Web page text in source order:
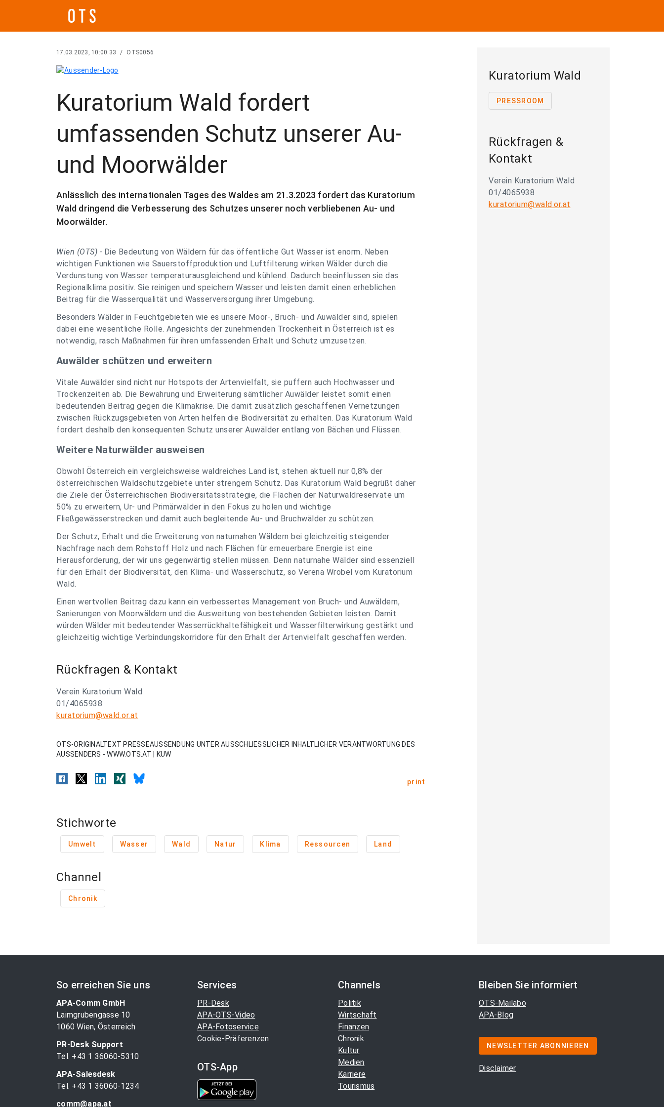
17.03.2023, 10:00:33 / OTS0056
Kuratorium Wald fordert
umfassenden Schutz unserer Au-
und Moorwälder
Anlässlich des internationalen Tages des Waldes am 21.3.2023 fordert das Kuratorium
Wald dringend die Verbesserung des Schutzes unserer noch verbliebenen Au- und
Moorwälder.
Wien (OTS) - Die Bedeutung von Wäldern für das öffentliche Gut Wasser ist enorm. Neben
wichtigen Funktionen wie Sauerstoffproduktion und Luftfilterung wirken Wälder durch die
Verdunstung von Wasser temperaturausgleichend und kühlend. Dadurch beeinflussen sie das
Regionalklima positiv. Sie reinigen und speichern Wasser und leisten damit einen erheblichen
Beitrag für die Wasserqualität und Wasserversorgung ihrer Umgebung.
Besonders Wälder in Feuchtgebieten wie es unsere Moor-, Bruch- und Auwälder sind, spielen
dabei eine wesentliche Rolle. Angesichts der zunehmenden Trockenheit in Österreich ist es
notwendig, rasch Maßnahmen für ihren umfassenden Erhalt und Schutz umzusetzen.
Auwälder schützen und erweitern
Vitale Auwälder sind nicht nur Hotspots der Artenvielfalt, sie puffern auch Hochwasser und
Trockenzeiten ab. Die Bewahrung und Erweiterung sämtlicher Auwälder leistet somit einen
bedeutenden Beitrag gegen die Klimakrise. Die damit zusätzlich geschaffenen Vernetzungen
zwischen Rückzugsgebieten von Arten helfen die Biodiversität zu erhalten. Das Kuratorium Wald
fordert deshalb den konsequenten Schutz unserer Auwälder entlang von Bächen und Flüssen.
Weitere Naturwälder ausweisen
Obwohl Österreich ein vergleichsweise waldreiches Land ist, stehen aktuell nur 0,8% der
österreichischen Waldschutzgebiete unter strengem Schutz. Das Kuratorium Wald begrüßt daher
die Ziele der Österreichischen Biodiversitätsstrategie, die Flächen der Naturwaldreservate um
50% zu erweitern, Ur- und Primärwälder in den Fokus zu holen und wichtige
Fließgewässerstrecken und damit auch begleitende Au- und Bruchwälder zu schützen.
Der Schutz, Erhalt und die Erweiterung von naturnahen Wäldern bei gleichzeitig steigender
Nachfrage nach dem Rohstoff Holz und nach Flächen für erneuerbare Energie ist eine
Herausforderung, der wir uns gegenwärtig stellen müssen. Denn naturnahe Wälder sind essenziell
für den Erhalt der Biodiversität, den Klima- und Wasserschutz, so Verena Wrobel vom Kuratorium
Wald.
Einen wertvollen Beitrag dazu kann ein verbessertes Management von Bruch- und Auwäldern,
Sanierungen von Moorwäldern und die Ausweitung von bestehenden Gebieten leisten. Damit
würden Wälder mit bedeutender Wasserrückhaltefähigkeit und Wasserfilterwirkung gestärkt und
gleichzeitig wichtige Verbindungskorridore für den Erhalt der Artenvielfalt geschaffen werden.
Rückfragen & Kontakt
Verein Kuratorium Wald
01/4065938
kuratorium@wald.or.at
OTS-ORIGINALTEXT PRESSEAUSSENDUNG UNTER AUSSCHLIESSLICHER INHALTLICHER VERANTWORTUNG DES
AUSSENDERS - WWW.OTS.AT | KUW
print
Stichworte
Umwelt Wasser Wald Natur Klima Ressourcen Land
Channel
Chronik
Kuratorium Wald
PRESSROOM
Rückfragen &
Kontakt
Verein Kuratorium Wald
01/4065938
kuratorium@wald.or.at
So erreichen Sie uns
APA-Comm GmbH
Laimgrubengasse 10
1060 Wien, Österreich
PR-Desk Support
Tel. +43 1 36060-5310
APA-Salesdesk
Tel. +43 1 36060-1234
comm@apa.at
Services
PR-Desk
APA-OTS-Video
APA-Fotoservice
Cookie-Präferenzen
OTS-App
Channels
Politik
Wirtschaft
Finanzen
Chronik
Kultur
Medien
Karriere
Tourismus
Bleiben Sie informiert
OTS-Mailabo
APA-Blog
NEWSLETTER ABONNIEREN
Disclaimer